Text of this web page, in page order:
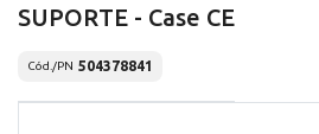
SUPORTE - Case CE
Cód./PN 504378841